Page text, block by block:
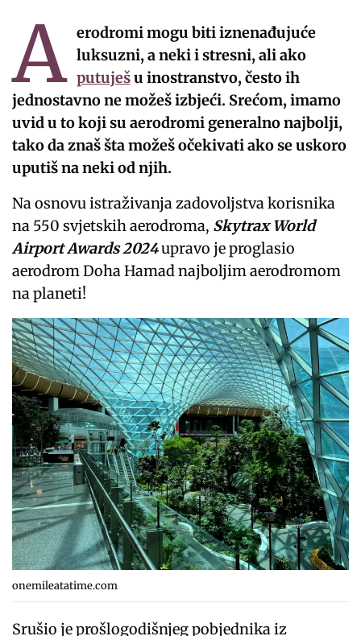
A erodromi mogu biti iznenađujuće
luksuzni, a neki i stresni, ali ako
putuješu inostranstvo, često ih
jednostavno ne možeš izbjeći. Srećom, imamo
uvid u to koji su aerodromi generalno najbolji,
tako da znaš šta možeš očekivati ako se uskoro
uputiš na neki od njih.
Na osnovu istraživanja zadovoljstva korisnika
na 550 svjetskih aerodroma, Skytrax World
Airport Awards 2024upravo je proglasio
aerodrom Doha Hamad najboljim aerodromom
na planeti!
onemileatatime.com
Srušio je prošlogodišnjeg pobjednika iz